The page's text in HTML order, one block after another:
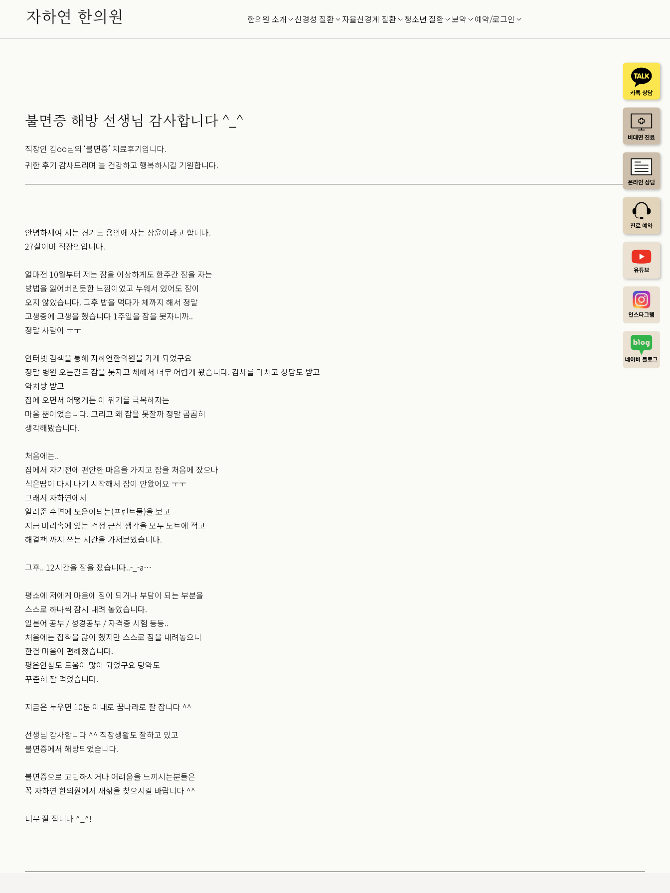
한의원 소개 신경성 질환 자율신경계 질환 청소년 질환 보약 예약/로그인
불면증 해방 선생님 감사합니다 ^_^
직장인 김oo님의 ‘불면증’ 치료후기입니다.
귀한 후기 감사드리며 늘 건강하고 행복하시길 기원합니다.
안녕하세여 저는 경기도 용인에 사는 상윤이라고 합니다.
27살이며 직장인입니다.
얼마전 10월부터 저는 잠을 이상하게도 한주간 잠을 자는
방법을 잃어버린듯한 느낌이었고 누워서 있어도 잠이
오지 않았습니다. 그후 밥을 먹다가 체까지 해서 정말
고생중에 고생을 했습니다 1주일을 잠을 못자니까..
정말 사람이 ㅜㅜ
인터넷 검색을 통해 자하연한의원을 가게 되었구요
정말 병원 오는길도 잠을 못자고 체해서 너무 어렵게 왔습니다. 검사를 마치고 상담도 받고
약처방 받고
집에 오면서 어떻게든 이 위기를 극복하자는
마음 뿐이었습니다. 그리고 왜 잠을 못잘까 정말 곰곰히
생각해봤습니다.
처음에는..
집에서 자기전에 편안한 마음을 가지고 잠을 처음에 잤으나
식은땀이 다시 나기 시작해서 잠이 안왔어요 ㅜㅜ
그래서 자하연에서
알려준 수면에 도움이되는(프린트물)을 보고
지금 머리속에 있는 걱정 근심 생각을 모두 노트에 적고
해결책 까지 쓰는 시간을 가져보았습니다.
그후.. 12시간을 잠을 잤습니다..-_-a…
평소에 저에게 마음에 짐이 되거나 부담이 되는 부분을
스스로 하나씩 잠시 내려 놓았습니다.
일본어 공부 / 성경공부 / 자격증 시험 등등..
처음에는 집착을 많이 했지만 스스로 짐을 내려놓으니
한결 마음이 편해졌습니다.
평온안심도 도움이 많이 되었구요 탕약도
꾸준히 잘 먹었습니다.
지금은 누우면 10분 이내로 꿈나라로 잘 잡니다 ^^
선생님 감사합니다 ^^ 직장생활도 잘하고 있고
불면증에서 해방되었습니다.
불면증으로 고민하시거나 어려움을 느끼시는분들은
꼭 자하연 한의원에서 새삶을 찾으시길 바랍니다 ^^
너무 잘 잡니다 ^_^!